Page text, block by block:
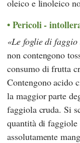
oleico e linoleico
Pericoli -
Le foglie di faggio
non contengono
consumo di frutta
Contengono acido
la maggior parte
faggiola cruda. Si
quantità di
assolutamente